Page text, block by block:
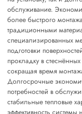
обслуживание.
более быстрого
традиционными
специализированных
подготовки
прокладку в стеснённых
сокращая время
Долгосрочные
потребностей в
стабильные тепловые
эффективность системы